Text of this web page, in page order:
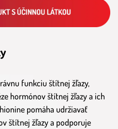
funkciu štítnej žľazy,
hormónov štítnej žľazy a ich
pomáha udržiavať
štítnej žľazy a podporuje